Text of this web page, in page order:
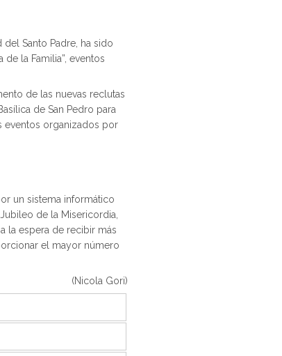
Santo Padre, ha sido
la Familia”, eventos
de las nuevas reclutas
de San Pedro para
eventos organizados por
un sistema informático
de la Misericordia,
la espera de recibir más
el mayor número
(Nicola Gori)